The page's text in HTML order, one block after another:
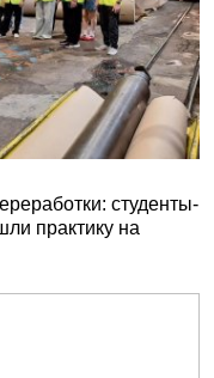
студенты-
практику на